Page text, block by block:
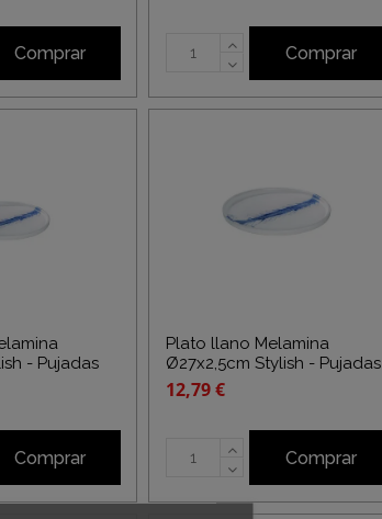
Comprar Comprar
- Pujadas
Comprar
Plato llano Melamina
Ø27x2,5cm Stylish - Pujadas
12,79 €
Comprar